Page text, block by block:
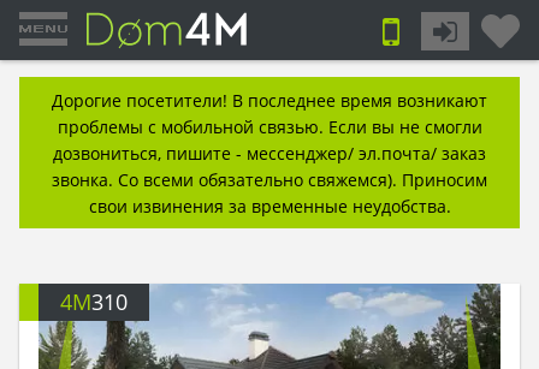
Дорогие посетители! В последнее время возникают
проблемы с мобильной связью. Если вы не смогли
дозвониться, пишите - мессенджер/ эл.почта/ заказ
звонка. Со всеми обязательно свяжемся). Приносим
свои извинения за временные неудобства.
4M310